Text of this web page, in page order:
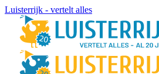
Luisterrijk - vertelt alles